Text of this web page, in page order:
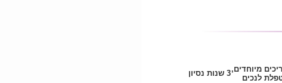
מיוחדים,
לנכים
3 שנות נסיון